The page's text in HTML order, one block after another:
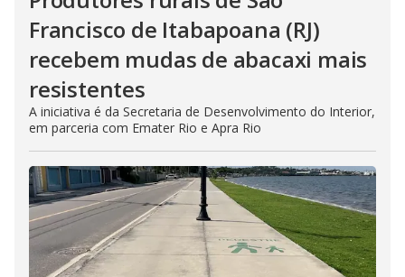
Francisco de Itabapoana (RJ)
recebem mudas de abacaxi mais
resistentes
A iniciativa é da Secretaria de Desenvolvimento do Interior,
em parceria com Emater Rio e Apra Rio